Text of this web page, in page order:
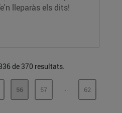
lleparàs els dits!
de 370 resultats.
INTERMÈDIES
PÀGINA
56 PÀGINA
57 ...PÀGINESPÀGINA
62